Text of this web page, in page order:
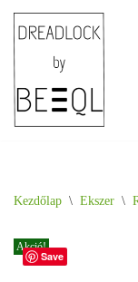
Skip
to
Kezdőlap \ Ékszer \
Akció!
Save